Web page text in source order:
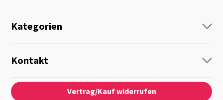
Kategorien
Personenführung
Audio
Notfallvorsorge
Kontakt
Kontaktformular
Über Uns
News
Vertrag/Kauf widerrufen